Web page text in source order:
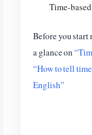
Time-
Before you start
a glance on
“How to tell
English”